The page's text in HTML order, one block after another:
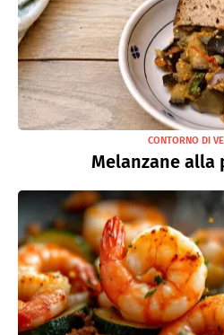
CONTORNO DI
Melanzane alla